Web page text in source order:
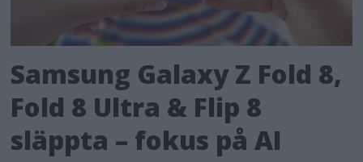
Samsung Galaxy Z Fold 8,
Fold 8 Ultra & Flip 8
släppta – fokus på AI